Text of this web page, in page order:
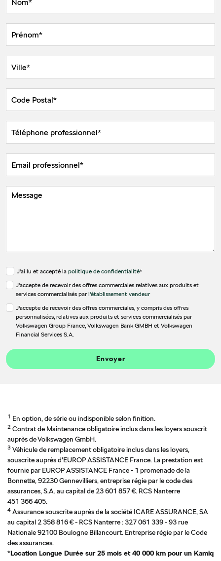
J'ai lu et accepté la politique de confidentialité*
J'accepte de recevoir des offres commerciales relatives aux produits et
services commercialisés parl'établissement vendeur
J'accepte de recevoir des offres commerciales, y compris des offres
personnalisées, relatives aux produits et services commercialisés par
Volkswagen Group France, Volkswagen Bank GMBH et Volkswagen
Financial Services S.A.
Envoyer
1 En option, de série ou indisponible selon finition.
2 Contrat de Maintenance obligatoire inclus dans les loyers souscrit
auprès de Volkswagen GmbH.
3 Véhicule de remplacement obligatoire inclus dans les loyers,
souscrite auprès d'EUROP ASSISTANCE France. La prestation est
fournie par EUROP ASSISTANCE France - 1 promenade de la
Bonnette, 92230 Gennevilliers, entreprise régie par le code des
assurances, S.A. au capital de 23 601 857 €. RCS Nanterre
451 366 405.
4 Assurance souscrite auprès de la société ICARE ASSURANCE, SA
au capital 2 358 816 € - RCS Nanterre : 327 061 339 - 93 rue
Nationale 92100 Boulogne Billancourt. Entreprise régie par le Code
des assurances.
*Location Longue Durée sur 25 mois et 40 000 km pour un Kamiq